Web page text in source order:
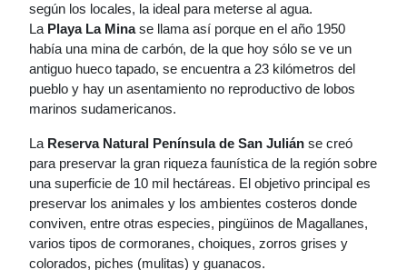
según los locales, la ideal para meterse al agua.
La Playa La Minase llama así porque en el año 1950
había una mina de carbón, de la que hoy sólo se ve un
antiguo hueco tapado, se encuentra a 23 kilómetros del
pueblo y hay un asentamiento no reproductivo de lobos
marinos sudamericanos.
La Reserva Natural Península de San Julián se creó
para preservar la gran riqueza faunística de la región sobre
una superficie de 10 mil hectáreas. El objetivo principal es
preservar los animales y los ambientes costeros donde
conviven, entre otras especies, pingüinos de Magallanes,
varios tipos de cormoranes, choiques, zorros grises y
colorados, piches (mulitas) y guanacos.